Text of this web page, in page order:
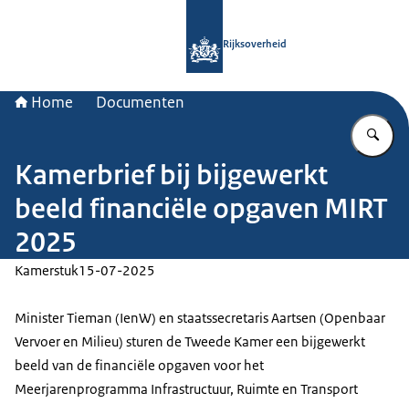
Rijksoverheid
Home Documenten
Kamerbrief bij bijgewerkt
beeld financiële opgaven MIRT
2025
Kamerstuk15-07-2025
Minister Tieman (IenW) en staatssecretaris Aartsen (Openbaar
Vervoer en Milieu) sturen de Tweede Kamer een bijgewerkt
beeld van de financiële opgaven voor het
Meerjarenprogramma Infrastructuur, Ruimte en Transport